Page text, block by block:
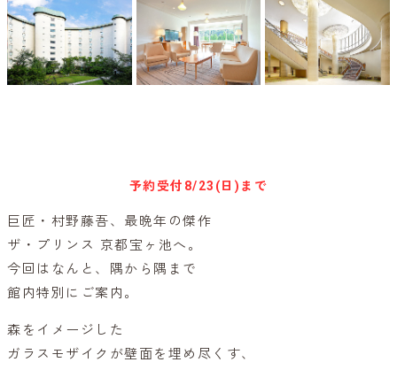
予約受付 8/23(日)まで
巨匠・村野藤吾、最晩年の傑作
ザ・プリンス 京都宝ヶ池へ。
今回はなんと、隅から隅まで
館内特別にご案内。
森をイメージした
ガラスモザイクが壁面を埋め尽くす、